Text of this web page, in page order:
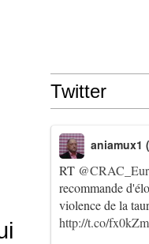
Twitter
RT
recommande
violence de la
http://t.co/
aniamux1 (